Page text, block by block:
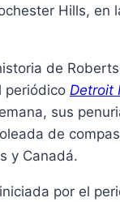
Hills, en
de
periódico Detroit
sus
de
y Canadá.
por el